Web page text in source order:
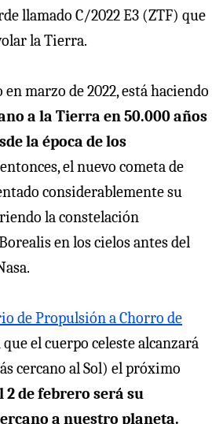
llamado C/2022 E3 (ZTF) que
la Tierra.
marzo de 2022, está haciendo
a la Tierra en 50.000 años
la época de los
el nuevo cometa de
considerablemente su
la constelación
en los cielos antes del
de Propulsión a Chorro de
el cuerpo celeste alcanzará
cercano al Sol) el próximo
2 de febrero será su
a nuestro planeta.